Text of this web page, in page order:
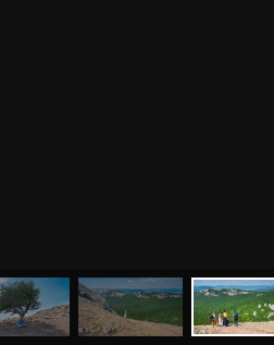
ЙОГА СЕМИНАРЫ МЕНЮ